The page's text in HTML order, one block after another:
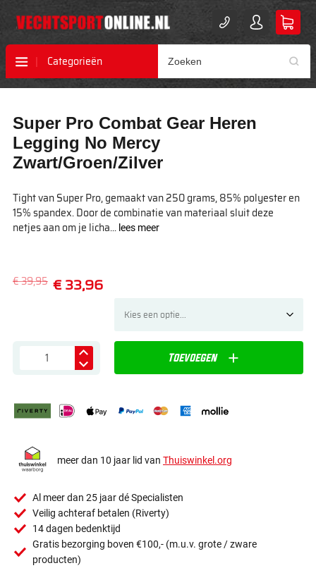
Categorieën
naar
het
einde
van
afbeeldingen-
gallerij
naar
het
begin
van
afbeeldingen-
gallerij
Super Pro Combat Gear Heren
Legging No Mercy
Zwart/Groen/Zilver
Tight van Super Pro, gemaakt van 250 grams, 85% polyester en
15% spandex. Door de combinatie van materiaal sluit deze
netjes aan om je licha... lees meer
€ 33,96
€ 39,95
Toevoegen
meer dan 10 jaar lid van Thuiswinkel.org
Al meer dan 25 jaar dé Specialisten
Veilig achteraf betalen (Riverty)
14 dagen bedenktijd
Gratis bezorging boven €100,- (m.u.v. grote / zware
producten)